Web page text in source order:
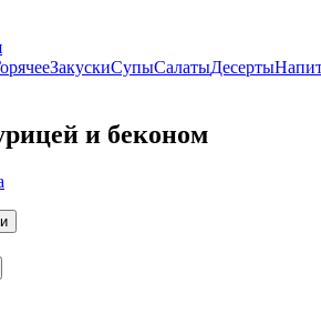
ЗакускиСупыСалатыДесерты
и беконом